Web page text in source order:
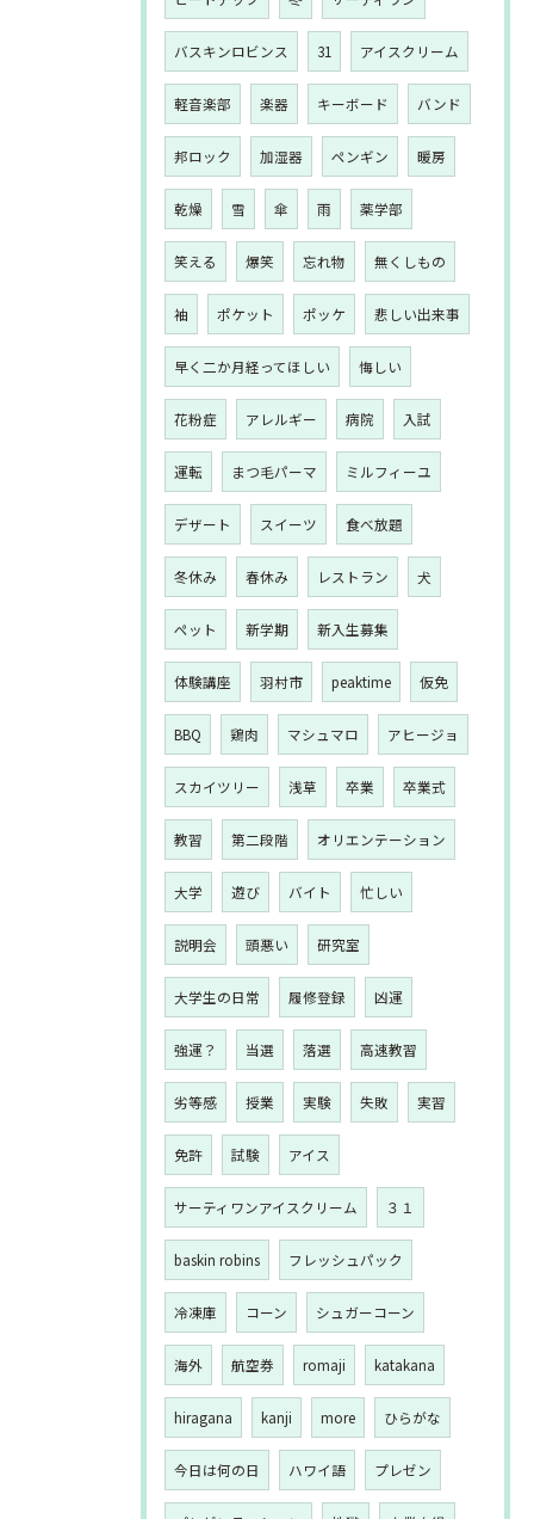
バスキンロビンス 31 アイスクリーム
軽音楽部 楽器 キーボード バンド
邦ロック 加湿器 ペンギン 暖房
乾燥 雪 傘 雨 薬学部
笑える 爆笑 忘れ物 無くしもの
袖 ポケット ポッケ 悲しい出来事
早く二か月経ってほしい 悔しい
花粉症 アレルギー 病院 入試
運転 まつ毛パーマ ミルフィーユ
デザート スイーツ 食べ放題
冬休み 春休み レストラン 犬
ペット 新学期 新入生募集
体験講座 羽村市 peaktime 仮免
BBQ 鶏肉 マシュマロ アヒージョ
スカイツリー 浅草 卒業 卒業式
教習 第二段階 オリエンテーション
大学 遊び バイト 忙しい
説明会 頭悪い 研究室
大学生の日常 履修登録 凶運
強運？ 当選 落選 高速教習
劣等感 授業 実験 失敗 実習
免許 試験 アイス
サーティワンアイスクリーム ３１
baskin robins フレッシュパック
冷凍庫 コーン シュガーコーン
海外 航空券 romaji katakana
hiragana kanji more ひらがな
今日は何の日 ハワイ語 プレゼン